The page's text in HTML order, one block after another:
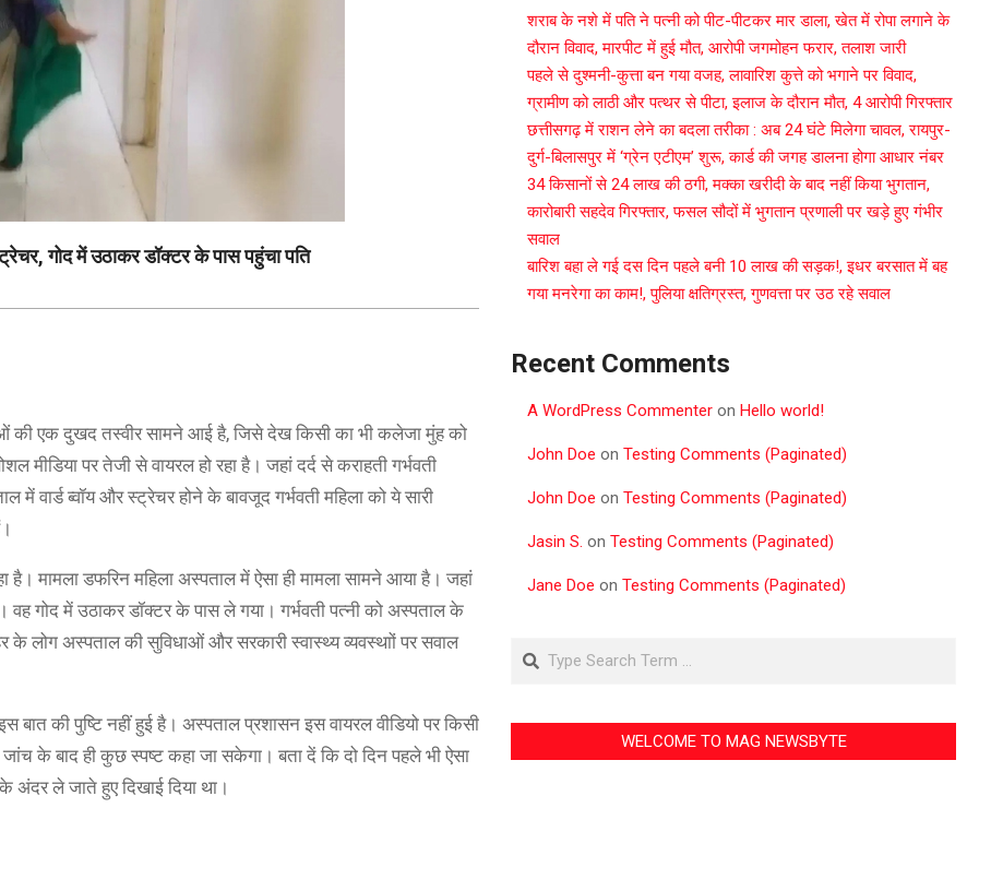
गोद में उठाकर डॉक्टर के पास पहुंचा पति
की एक दुखद तस्वीर सामने आई है, जिसे देख किसी का भी कलेजा मुंह को
पर तेजी से वायरल हो रहा है। जहां दर्द से कराहती गर्भवती
वार्ड ब्वॉय और स्ट्रेचर होने के बावजूद गर्भवती महिला को ये सारी
है। मामला डफरिन महिला अस्पताल में ऐसा ही मामला सामने आया है। जहां
वह गोद में उठाकर डॉक्टर के पास ले गया। गर्भवती पत्नी को अस्पताल के
के लोग अस्पताल की सुविधाओं और सरकारी स्वास्थ्य व्यवस्थाों पर सवाल
की पुष्टि नहीं हुई है। अस्पताल प्रशासन इस वायरल वीडियो पर किसी
के बाद ही कुछ स्पष्ट कहा जा सकेगा। बता दें कि दो दिन पहले भी ऐसा
अंदर ले जाते हुए दिखाई दिया था।
शराब के नशे में पति ने पत्नी को पीट-पीटकर मार डाला, खेत में रोपा लगाने के
दौरान विवाद, मारपीट में हुई मौत, आरोपी जगमोहन फरार, तलाश जारी
पहले से दुश्मनी-कुत्ता बन गया वजह, लावारिश कुत्ते को भगाने पर विवाद,
ग्रामीण को लाठी और पत्थर से पीटा, इलाज के दौरान मौत, 4 आरोपी गिरफ्तार
छत्तीसगढ़ में राशन लेने का बदला तरीका : अब 24 घंटे मिलेगा चावल, रायपुर-
दुर्ग-बिलासपुर में ‘ग्रेन एटीएम’ शुरू, कार्ड की जगह डालना होगा आधार नंबर
34 किसानों से 24 लाख की ठगी, मक्का खरीदी के बाद नहीं किया भुगतान,
कारोबारी सहदेव गिरफ्तार, फसल सौदों में भुगतान प्रणाली पर खड़े हुए गंभीर
सवाल
बारिश बहा ले गई दस दिन पहले बनी 10 लाख की सड़क!, इधर बरसात में बह
गया मनरेगा का काम!, पुलिया क्षतिग्रस्त, गुणवत्ता पर उठ रहे सवाल
Recent Comments
A WordPress Commenter on Hello world!
John Doe on Testing Comments (Paginated)
John Doe on Testing Comments (Paginated)
Jasin S. on Testing Comments (Paginated)
Jane Doe on Testing Comments (Paginated)
Search
WELCOME TO MAG NEWSBYTE